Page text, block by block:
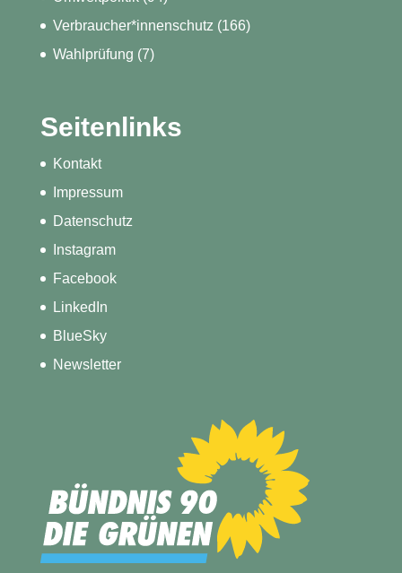
Verbraucher*innenschutz (166)
Wahlprüfung (7)
Seitenlinks
Kontakt
Impressum
Datenschutz
Instagram
Facebook
LinkedIn
BlueSky
Newsletter